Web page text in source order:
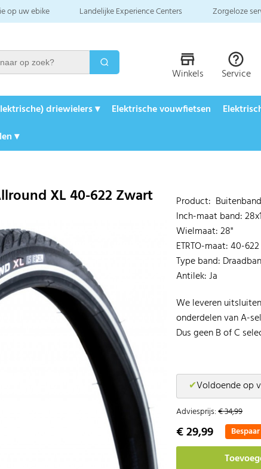
op uw ebike Landelijke Experience Centers Zorgeloze
Winkels Service
driewielers ▾ Elektrische vouwfietsen
▾
XL 40-622 Zwart
Product:
Inch-maat band:
Wielmaat: 28"
ETRTO-maat: 40-622
Type band:
Antilek: Ja
We leveren
onderdelen van A-
Dus geen B of C
✔Voldoende op
Adviesprijs:€ 34,99
€ 29,99